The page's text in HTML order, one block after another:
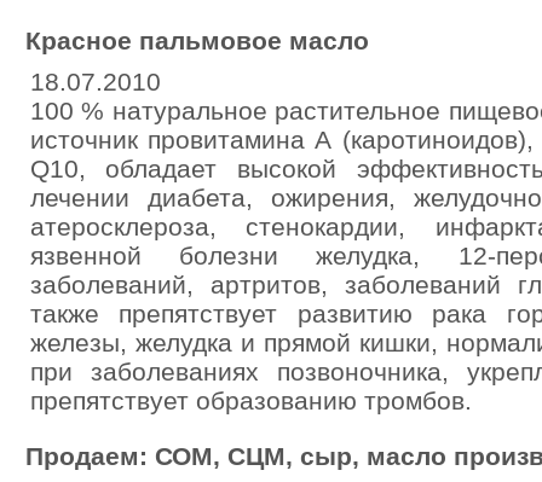
Красное пальмовое масло
18.07.2010
100 % натуральное растительное
источник провитамина А
Q10, обладает высокой
лечении диабета, ожирения,
атеросклероза, стенокардии,
язвенной болезни желудка, 12-
заболеваний, артритов, заболеваний
также препятствует развитию рака
железы, желудка и прямой кишки,
при заболеваниях позвоночника,
препятствует образованию тромбов.
Продаем: СОМ, СЦМ, сыр, масло